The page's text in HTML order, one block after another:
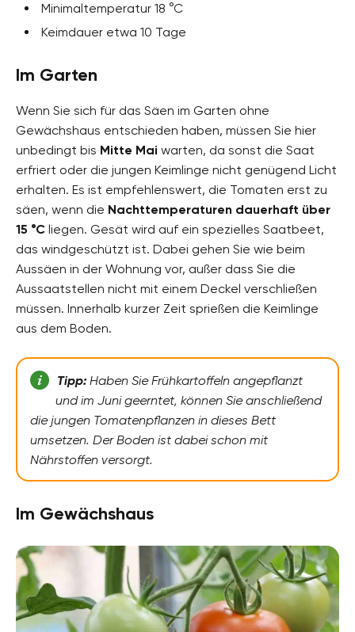
Minimaltemperatur 18 °C
Keimdauer etwa 10 Tage
Im Garten
Wenn Sie sich für das Säen im Garten ohne
Gewächshaus entschieden haben, müssen Sie hier
unbedingt bis Mitte Mai warten, da sonst die Saat
erfriert oder die jungen Keimlinge nicht genügend Licht
erhalten. Es ist empfehlenswert, die Tomaten erst zu
säen, wenn die Nachttemperaturen dauerhaft über
15 °C liegen. Gesät wird auf ein spezielles Saatbeet,
das windgeschützt ist. Dabei gehen Sie wie beim
Aussäen in der Wohnung vor, außer dass Sie die
Aussaatstellen nicht mit einem Deckel verschließen
müssen. Innerhalb kurzer Zeit sprießen die Keimlinge
aus dem Boden.
Tipp:Haben Sie Frühkartoffeln angepflanzt
und im Juni geerntet, können Sie anschließend
die jungen Tomatenpflanzen in dieses Bett
umsetzen. Der Boden ist dabei schon mit
Nährstoffen versorgt.
Im Gewächshaus